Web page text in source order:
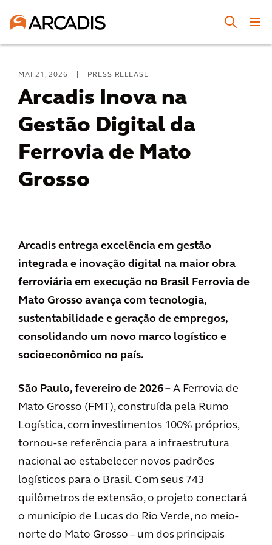
MAI 21, 2026 PRESS RELEASE
Arcadis Inova na
Gestão Digital da
Ferrovia de Mato
Grosso
Arcadis entrega excelência em gestão
integrada e inovação digital na maior obra
ferroviária em execução no Brasil Ferrovia de
Mato Grosso avança com tecnologia,
sustentabilidade e geração de empregos,
consolidando um novo marco logístico e
socioeconômico no país.
São Paulo, fevereiro de 2026 – A Ferrovia de
Mato Grosso (FMT), construída pela Rumo
Logística, com investimentos 100% próprios,
tornou-se referência para a infraestrutura
nacional ao estabelecer novos padrões
logísticos para o Brasil. Com seus 743
quilômetros de extensão, o projeto conectará
o município de Lucas do Rio Verde, no meio-
norte do Mato Grosso – um dos principais